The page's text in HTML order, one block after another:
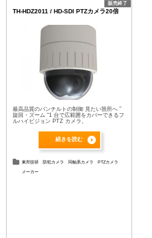
販売終了
TH-HDZ2011 / HD-SDI PTZカメラ20倍
最高品質のパンチルトの制御 見たい箇所へ ”
旋回・ズーム “1 台で広範囲をカバーできるフ
ルハイビジョン PTZ カメラ。
続きを読む
東邦技研 防犯カメラ 同軸系カメラ PTZカメラ
メーカー